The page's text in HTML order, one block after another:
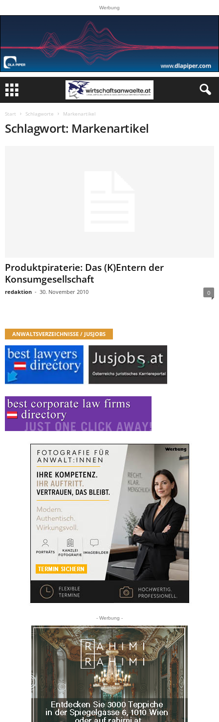
Werbung
Start Schlagworte Markenartikel
Schlagwort: Markenartikel
Produktpiraterie: Das (K)Entern der
Konsumgesellschaft
redaktion - 30. November 2010 0
ANWALTSVERZEICHNISSE / JUSJOBS
- Werbung -